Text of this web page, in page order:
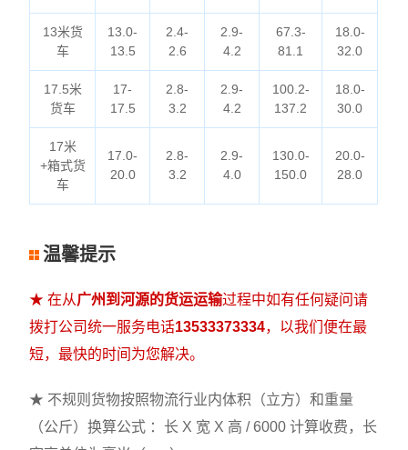
13米货
车
13.0-
13.5
2.4-
2.6
2.9-
4.2
67.3-
81.1
18.0-
32.0
17.5米
货车
17-
17.5
2.8-
3.2
2.9-
4.2
100.2-
137.2
18.0-
30.0
17米
+箱式货
车
17.0-
20.0
2.8-
3.2
2.9-
4.0
130.0-
150.0
20.0-
28.0
温馨提示
★ 在从广州到河源的货运运输过程中如有任何疑问请
拨打公司统一服务电话13533373334，以我们便在最
短，最快的时间为您解决。
★ 不规则货物按照物流行业内体积（立方）和重量
（公斤）换算公式 ：长 X 宽 X 高 / 6000 计算收费，长